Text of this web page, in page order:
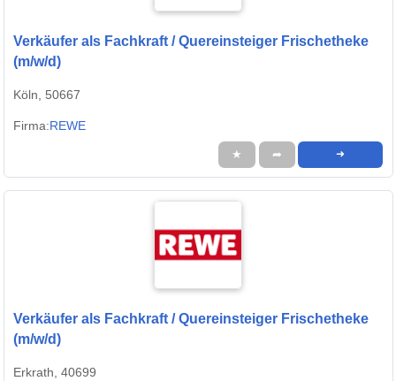
Verkäufer als Fachkraft / Quereinsteiger Frischetheke
(m/w/d)
Köln, 50667
Firma:REWE
★ ➦ ➜
Verkäufer als Fachkraft / Quereinsteiger Frischetheke
(m/w/d)
Erkrath, 40699